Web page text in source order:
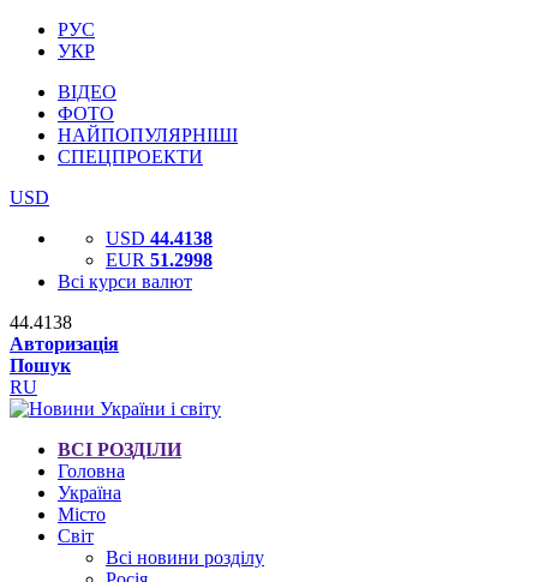
РУС
УКР
ВІДЕО
ФОТО
НАЙПОПУЛЯРНІШІ
СПЕЦПРОЕКТИ
USD
USD 44.4138
EUR 51.2998
Всі курси валют
44.4138
Авторизація
Пошук
RU
ВСІ РОЗДІЛИ
Головна
Україна
Місто
Світ
Всі новини розділу